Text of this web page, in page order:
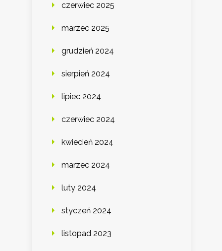
czerwiec 2025
marzec 2025
grudzień 2024
sierpień 2024
lipiec 2024
czerwiec 2024
kwiecień 2024
marzec 2024
luty 2024
styczeń 2024
listopad 2023